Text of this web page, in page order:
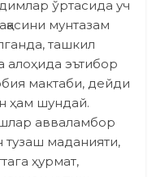
ўртасида уч
мунтазам
ташкил
алоҳида эътибор
мактаби, дейди
ҳам шундай.
авваламбор
тузаш маданияти,
ҳурмат,